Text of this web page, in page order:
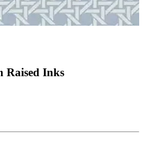
Raised Inks